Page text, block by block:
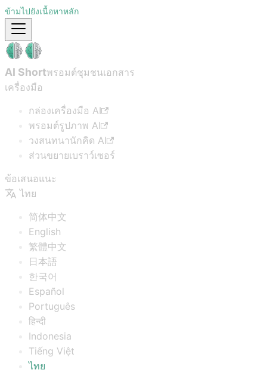
ข้ามไปยังเนื้อหาหลัก
AI Shortพรอมต์ชุมชนเอกสาร
เครื่องมือ
กล่องเครื่องมือ AI
พรอมต์รูปภาพ AI
วงสนทนานักคิด AI
ส่วนขยายเบราว์เซอร์
ข้อเสนอแนะ
ไทย
简体中文
English
繁體中文
日本語
한국어
Español
Português
हिन्दी
Indonesia
Tiếng Việt
ไทย